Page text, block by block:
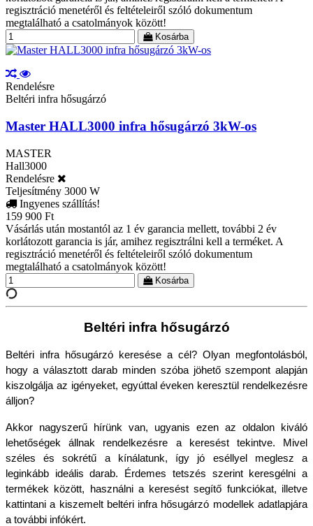
regisztráció menetéről és feltételeiről szóló dokumentum
megtalálható a csatolmányok között!
Kosárba
Rendelésre
Beltéri infra hősugárzó
Master HALL3000 infra hősugárzó 3kW-os
MASTER
Hall3000
Rendelésre
Teljesítmény 3000 W
Ingyenes szállítás!
159 900 Ft
Vásárlás után mostantól az 1 év garancia mellett, további 2 év
korlátozott garancia is jár, amihez regisztrálni kell a terméket. A
regisztráció menetéről és feltételeiről szóló dokumentum
megtalálható a csatolmányok között!
Kosárba
Beltéri infra hősugárzó
Beltéri infra hősugárzó keresése a cél? Olyan megfontolásból,
hogy a választott darab minden szóba jöhető szempont alapján
kiszolgálja az igényeket, egyúttal éveken keresztül rendelkezésre
álljon?
Akkor nagyszerű hírünk van, ugyanis ezen az oldalon kiváló
lehetőségek állnak rendelkezésre a keresést tekintve. Mivel
széles és sokrétű a kínálatunk, így jó eséllyel meglesz a
leginkább ideális darab. Érdemes tetszés szerint keresgélni a
termékek között, használni a keresést segítő funkciókat, illetve
kattintani a kiszemelt beltéri infra hősugárzó modellek adatlapjára
a további infókért.